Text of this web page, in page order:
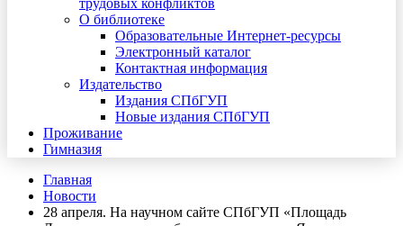
трудовых конфликтов
О библиотеке
Образовательные Интернет-ресурсы
Электронный каталог
Контактная информация
Издательство
Издания СПбГУП
Новые издания СПбГУП
Проживание
Гимназия
Главная
Новости
28 апреля. На научном сайте СПбГУП «Площадь